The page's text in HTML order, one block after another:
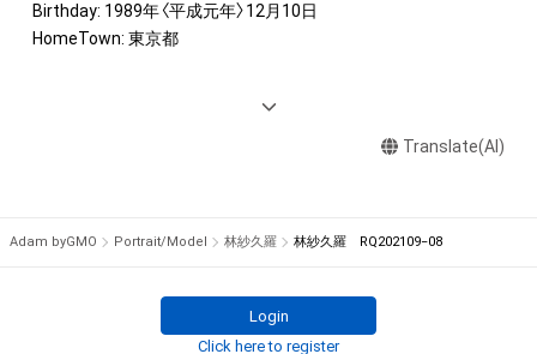
Birthday: 1989年〈平成元年〉12月10日
HomeTown: 東京都
<IMAGE GIRL>
2018-2020 D'STATION フレッシュエンジェルス
2018-2019 raffinee Lady
Translate(AI)
Adam byGMO Portrait/Model 林紗久羅 林紗久羅 RQ202109−08
Login
Click here to register